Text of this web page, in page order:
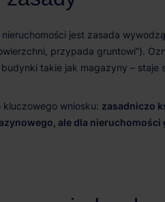
zasadniczo
ale dla